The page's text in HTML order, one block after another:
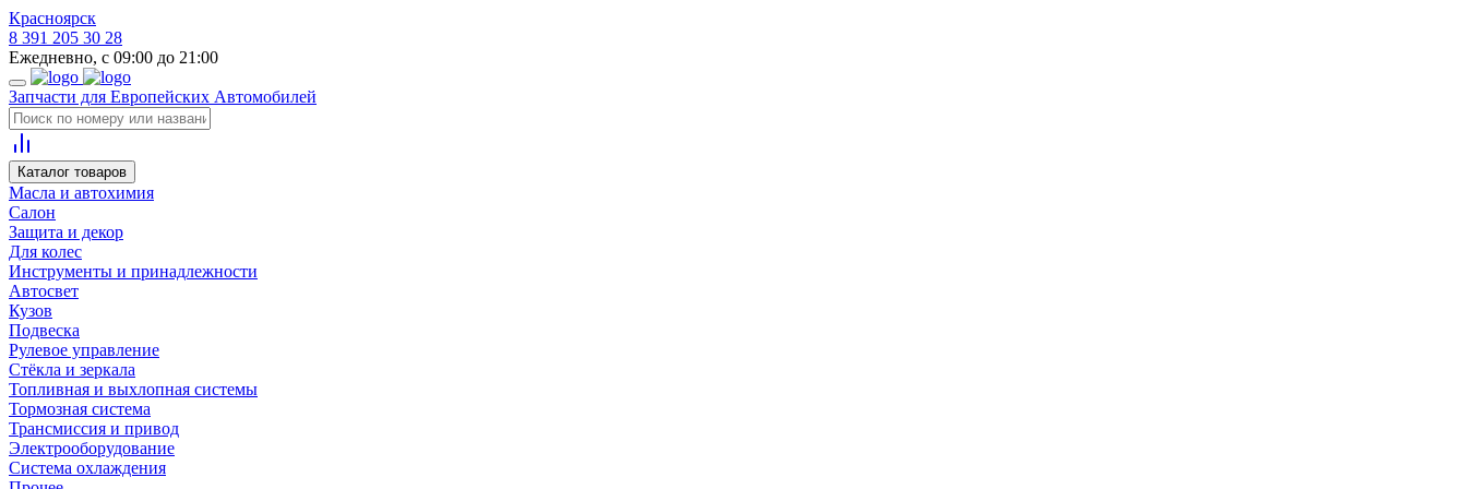
Красноярск
8 391 205 30 28
Ежедневно, с 09:00 до 21:00
Запчасти для Европейских Автомобилей
Каталог товаров
Масла и автохимия
Салон
Защита и декор
Для колес
Инструменты и принадлежности
Автосвет
Кузов
Подвеска
Рулевое управление
Стёкла и зеркала
Топливная и выхлопная системы
Тормозная система
Трансмиссия и привод
Электрооборудование
Система охлаждения